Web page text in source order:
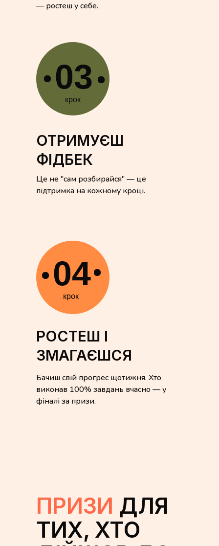
— ростеш у себе.
03
крок
Це не "сам розбирайся" — це
підтримка на кожному кроці.
ОТРИМУЄШ
ФІДБЕК
04
крок
Бачиш свій прогрес щотижня. Хто
виконав 100% завдань вчасно — у
фіналі за призи.
РОСТЕШ І
ЗМАГАЄШСЯ
ПРИЗИ ДЛЯ
ТИХ, ХТО